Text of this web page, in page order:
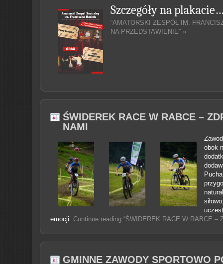
Szczegóły na
“AMATORSKI ZESPÓŁ IM.
NA PRZEDSTAWIENIE” »
ŚWIDEREK RACE W RABCE –
NAMI
obok
emocji. Continue reading “ŚWIDEREK RACE W RABCE –
GMINNE ZAWODY SPORTOWO